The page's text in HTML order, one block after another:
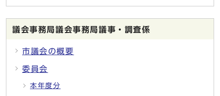
議会事務局議会事務局議事・調査係
市議会の概要
委員会
本年度分